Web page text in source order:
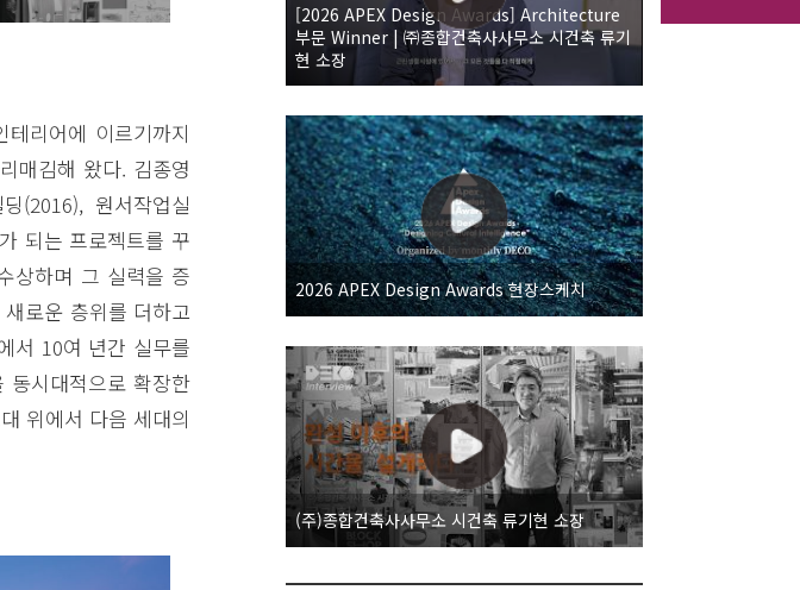
리어에 이르기까지
매김해 왔다. 김종영
(2016), 원서작업실
되는 프로젝트를 꾸
상하며 그 실력을 증
로운 층위를 더하고
10여 년간 실무를
시대적으로 확장한
위에서 다음 세대의
[2026 APEX Design Awards] Architecture
부문 Winner | ㈜종합건축사사무소 시건축 류기
현 소장
2026 APEX Design Awards 현장스케치
(주)종합건축사사무소 시건축 류기현 소장